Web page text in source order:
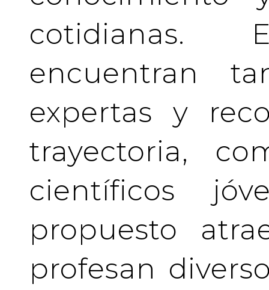
encuentran
expertas y
trayectoria,
científicos
propuesto
profesan